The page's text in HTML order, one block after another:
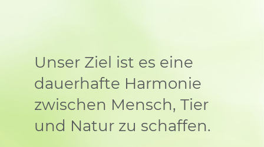
Unser Ziel ist es eine
dauerhafte Harmonie
zwischen Mensch, Tier
und Natur zu schaffen.